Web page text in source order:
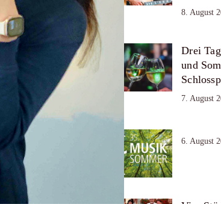
8. August
Drei
und
7. August
6. August